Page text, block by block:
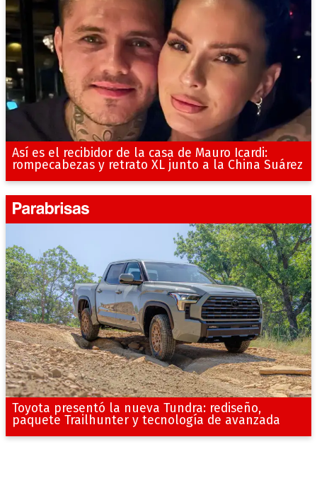
Así es el recibidor de la casa de Mauro Icardi:
rompecabezas y retrato XL junto a la China Suárez
Toyota presentó la nueva Tundra: rediseño,
paquete Trailhunter y tecnología de avanzada